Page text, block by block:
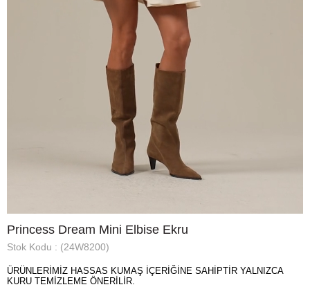
Princess Dream Mini Elbise Ekru
Stok Kodu (24W8200)
ÜRÜNLERİMİZ HASSAS KUMAŞ İÇERİĞİNE SAHİPTİR YALNIZCA
KURU TEMİZLEME ÖNERİLİR.